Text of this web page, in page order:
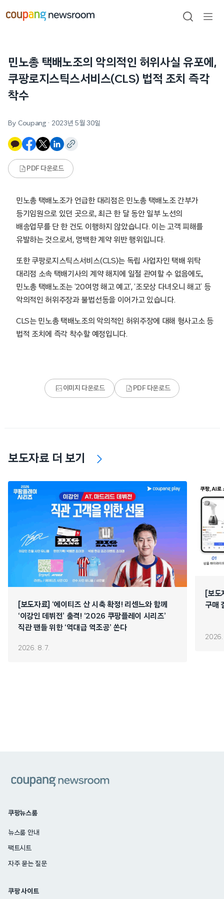
건너뛰기
검색
민노총 택배노조의 악의적인 허위사실 유포에,
쿠팡로지스틱스서비스(CLS) 법적 조치 즉각
착수
By Coupang · 2023년 5월 30일
PDF 다운로드
민노총 택배노조가 언급한 대리점은 민노총 택배노조 간부가
등기임원으로 있던 곳으로, 최근 한 달 동안 일부 노선의
배송업무를 단 한 건도 이행하지 않았습니다. 이는 고객 피해를
유발하는 것으로서, 명백한 계약 위반 행위입니다.
또한 쿠팡로지스틱스서비스(CLS)는 독립 사업자인 택배 위탁
대리점 소속 택배기사의 계약 해지에 일절 관여할 수 없음에도,
민노총 택배노조는 ‘20여명 해고 예고’, ‘조모상 다녀오니 해고’ 등
악의적인 허위주장과 불법선동을 이어가고 있습니다.
CLS는 민노총 택배노조의 악의적인 허위주장에 대해 형사고소 등
법적 조치에 즉각 착수할 예정입니다.
이미지 다운로드 PDF 다운로드
보도자료 더 보기
[보도자료] ‘에이티즈 산 시축 확정! 리센느와 함께
‘이강인 데뷔전’ 출격! ‘2026 쿠팡플레이 시리즈’
직관 팬들 위한 ‘역대급 역조공’ 쏜다
2026. 8. 7.
[보
구매
2026.
쿠팡뉴스룸
뉴스룸 안내
팩트시트
자주 묻는 질문
쿠팡 사이트